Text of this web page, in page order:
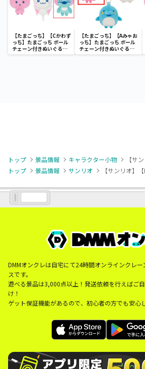
【たまごっち】【Cかわず
っち】たまごっち ボール
チェーン付きぬいぐるみ
～Tamagotchi
【たまごっち】【Aみゃお
っち】たまごっち ボール
チェーン付きぬいぐるみ
～Tamagotchi
トップ 景品情報 キャラクター小物
トップ
景品情報 サンリオ
DMMオンクレは自宅にて24時間オンラインクレ
スです。
遊べる景品は3,000点以上！発送依頼を行えばご
け！
ゲット保証機能があるので、初心者の方でも安心